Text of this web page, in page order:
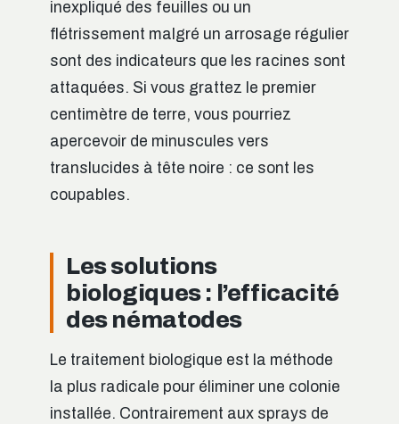
inexpliqué des feuilles ou un
flétrissement malgré un arrosage régulier
sont des indicateurs que les racines sont
attaquées. Si vous grattez le premier
centimètre de terre, vous pourriez
apercevoir de minuscules vers
translucides à tête noire : ce sont les
coupables.
Les solutions
biologiques : l’efficacité
des nématodes
Le traitement biologique est la méthode
la plus radicale pour éliminer une colonie
installée. Contrairement aux sprays de